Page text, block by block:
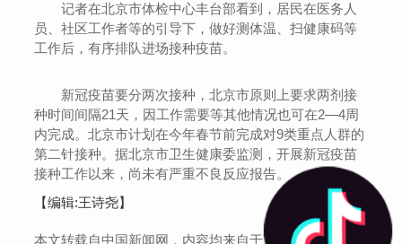
记者在北京市体检中心丰台部看到，居民在医务人
员、社区工作者等的引导下，做好测体温、扫健康码等
工作后，有序排队进场接种疫苗。
新冠疫苗要分两次接种，北京市原则上要求两剂接
种时间间隔21天，因工作需要等其他情况也可在2—4周
内完成。北京市计划在今年春节前完成对9类重点人群的
第二针接种。据北京市卫生健康委监测，开展新冠疫苗
接种工作以来，尚未有严重不良反应报告。
【编辑:王诗尧】
本文转载自中国新闻网，内容均来自于互联网，不代表